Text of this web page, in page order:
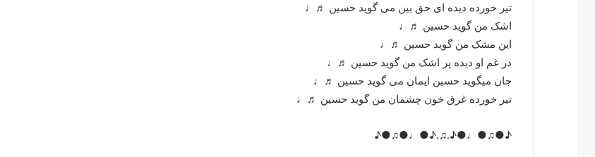
تیر خورده دیده ای حق بین می گوید حسین ♬♩
اشک من گوید حسین ♬♩
این مشک من گوید حسین ♬♩
در غم او دیده پر اشک من گوید حسین ♬♩
جان میگوید حسین ایمان می گوید حسین ♬♩
تیر خورده غرق خون چشمان من گوید حسین ♬♩
♪●♫●♩●♪.♫.♪●♩●♫●♪